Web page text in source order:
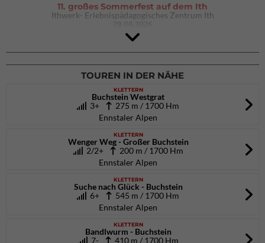
11. großes Sommerfest auf dem Ith
Ithwerk- Erlebnispädagogisches Zentrum Ith
4Blocs KIDS 2026
DAV Kletter- & Boulderzentrum München Süd (Thalkirchen)
26.09.2026
TOUREN IN DER NÄHE
KLETTERN
Buchstein Westgrat
3+
275 m / 1700 Hm
Ennstaler Alpen
KLETTERN
Wenger Weg - Großer Buchstein
2/2+ 200 m / 1700 Hm
Ennstaler Alpen
KLETTERN
Suche nach Glück - Buchstein
6+
545 m / 1700 Hm
Ennstaler Alpen
KLETTERN
Bandlwurm - Buchstein
7- 410 m / 1700 Hm